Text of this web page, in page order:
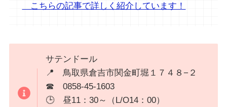
こちらの記事で詳しく紹介しています！
サテンドール
📍 鳥取県倉吉市関金町堀１７４８−２
☎ 0858-45-1603
🕒 昼11：30～（L/O14：00）